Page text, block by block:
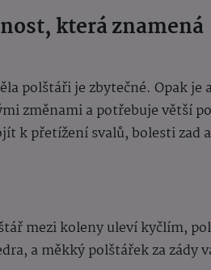
která znamená
polštáři je zbytečné. Opak je
změnami a potřebuje větší
k přetížení svalů, bolesti zad a
mezi koleny uleví kyčlím,
a měkký polštářek za zády